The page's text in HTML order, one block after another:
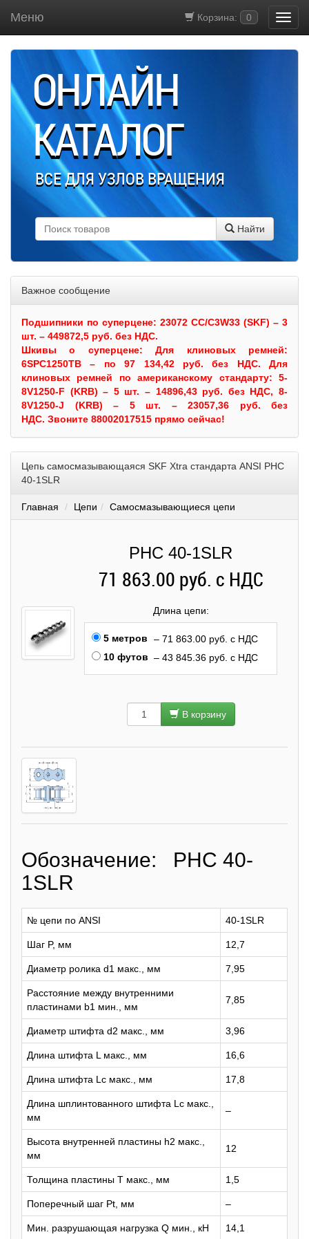
Корзина: 0
Меню
ОНЛАЙН
КАТАЛОГ
ВСЕ ДЛЯ УЗЛОВ ВРАЩЕНИЯ
Найти
Важное сообщение
Подшипники по суперцене: 23072 CC/C3W33 (SKF) – 3
шт. – 449872,5 руб. без НДС.
Шкивыо суперцене:Для клиновых ремней:
6SPC1250TB – по 97 134,42 руб. без НДС. Для
клиновых ремней по американскому стандарту: 5-
8V1250-F (KRB) – 5 шт. – 14896,43 руб. без НДС, 8-
8V1250-J (KRB) – 5 шт. – 23057,36 руб. без
НДС. Звоните 88002017515 прямо сейчас!
Цепь самосмазывающаяся SKF Xtra стандарта ANSI PHC
40-1SLR
Главная Цепи Самосмазывающиеся цепи
PHC 40-1SLR
71 863.00 руб. с НДС
Длина цепи:
5 метров
– 71 863.00 руб. с НДС
10 футов – 43 845.36 руб. с НДС
В корзину
Обозначение: PHC 40-
1SLR
№ цепи по ANSI 40-1SLR
Шаг P, мм 12,7
Диаметр ролика d1 макс., мм 7,95
Расстояние между внутренними
пластинами b1 мин., мм
7,85
Диаметр штифта d2 макс., мм 3,96
Длина штифта L макс., мм 16,6
Длина штифта Lc макс., мм 17,8
Длина шплинтованного штифта Lc макс.,
мм
–
Высота внутренней пластины h2 макс.,
мм
12
Толщина пластины T макс., мм 1,5
Поперечный шаг Pt, мм –
Мин. разрушающая нагрузка Q мин., кН 14,1